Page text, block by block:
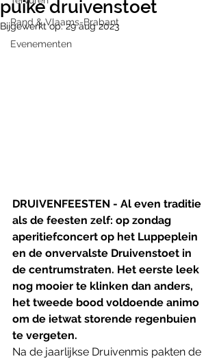
Rand & Vlaams-Brabant
Evenementen
puike druivenstoet
Bijgewerkt op:29 aug 2023
DRUIVENFEESTEN - Al even traditie
als de feesten zelf: op zondag
aperitiefconcert op het Luppeplein
en de onvervalste Druivenstoet in
de centrumstraten. Het eerste leek
nog mooier te klinken dan anders,
het tweede bood voldoende animo
om de ietwat storende regenbuien
te vergeten.
Na de jaarlijkse Druivenmis pakten de